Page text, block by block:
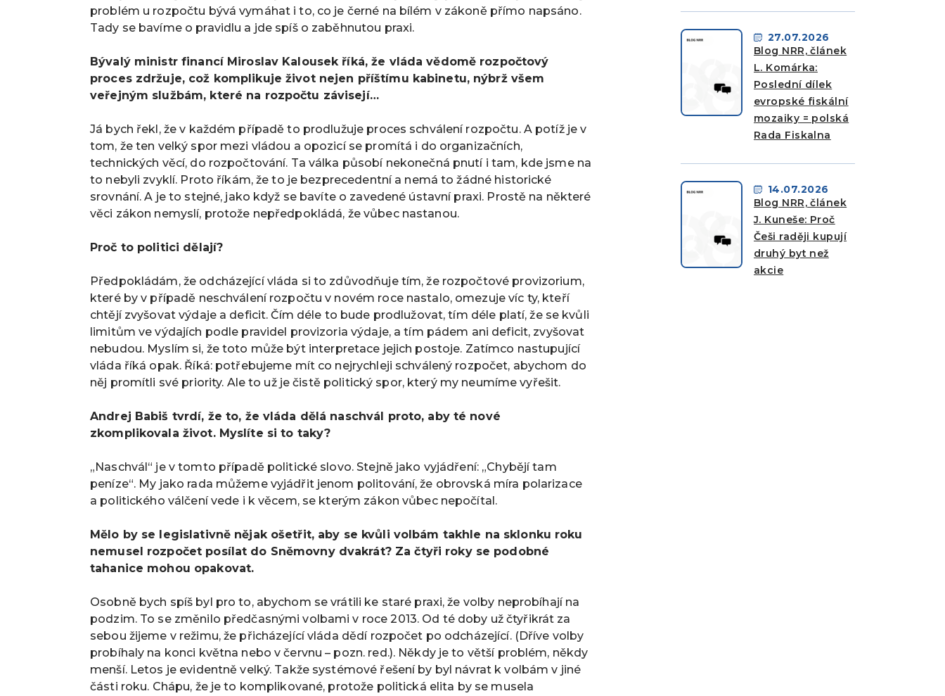
problém u rozpočtu bývá vymáhat i to, co je černé na bílém v zákoně přímo napsáno.
Tady se bavíme o pravidlu a jde spíš o zaběhnutou praxi.
Bývalý ministr financí Miroslav Kalousek říká, že vláda vědomě rozpočtový
proces zdržuje, což komplikuje život nejen příštímu kabinetu, nýbrž všem
veřejným službám, které na rozpočtu závisejí…
Já bych řekl, že v každém případě to prodlužuje proces schválení rozpočtu. A potíž je v
tom, že ten velký spor mezi vládou a opozicí se promítá i do organizačních,
technických věcí, do rozpočtování. Ta válka působí nekonečná pnutí i tam, kde jsme na
to nebyli zvyklí. Proto říkám, že to je bezprecedentní a nemá to žádné historické
srovnání. A je to stejné, jako když se bavíte o zavedené ústavní praxi. Prostě na některé
věci zákon nemyslí, protože nepředpokládá, že vůbec nastanou.
Proč to politici dělají?
Předpokládám, že odcházející vláda si to zdůvodňuje tím, že rozpočtové provizorium,
které by v případě neschválení rozpočtu v novém roce nastalo, omezuje víc ty, kteří
chtějí zvyšovat výdaje a deficit. Čím déle to bude prodlužovat, tím déle platí, že se kvůli
limitům ve výdajích podle pravidel provizoria výdaje, a tím pádem ani deficit, zvyšovat
nebudou. Myslím si, že toto může být interpretace jejich postoje. Zatímco nastupující
vláda říká opak. Říká: potřebujeme mít co nejrychleji schválený rozpočet, abychom do
něj promítli své priority. Ale to už je čistě politický spor, který my neumíme vyřešit.
Andrej Babiš tvrdí, že to, že vláda dělá naschvál proto, aby té nové
zkomplikovala život. Myslíte si to taky?
„Naschvál“ je v tomto případě politické slovo. Stejně jako vyjádření: „Chybějí tam
peníze“. My jako rada můžeme vyjádřit jenom politování, že obrovská míra polarizace
a politického válčení vede i k věcem, se kterým zákon vůbec nepočítal.
Mělo by se legislativně nějak ošetřit, aby se kvůli volbám takhle na sklonku roku
nemusel rozpočet posílat do Sněmovny dvakrát? Za čtyři roky se podobné
tahanice mohou opakovat.
Osobně bych spíš byl pro to, abychom se vrátili ke staré praxi, že volby neprobíhají na
podzim. To se změnilo předčasnými volbami v roce 2013. Od té doby už čtyřikrát za
sebou žijeme v režimu, že přicházející vláda dědí rozpočet po odcházející. (Dříve volby
probíhaly na konci května nebo v červnu – pozn. red.). Někdy je to větší problém, někdy
menší. Letos je evidentně velký. Takže systémové řešení by byl návrat k volbám v jiné
části roku. Chápu, že je to komplikované, protože politická elita by se musela
27.07.2026
Blog NRR, článek
L. Komárka:
Poslední dílek
evropské fiskální
mozaiky = polská
Rada Fiskalna
14.07.2026
Blog NRR, článek
J. Kuneše: Proč
Češi raději kupují
druhý byt než
akcie